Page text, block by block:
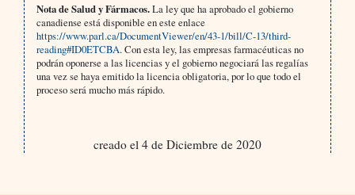
Nota de Salud y Fármacos.La ley que ha aprobado el gobierno
canadiense está disponible en este enlace
https://www.parl.ca/DocumentViewer/en/43-1/bill/C-13/third-
reading#ID0ETCBA. Con esta ley, las empresas farmacéuticas no
podrán oponerse a las licencias y el gobierno negociará las regalías
una vez se haya emitido la licencia obligatoria, por lo que todo el
proceso será mucho más rápido.
creado el 4 de Diciembre de 2020